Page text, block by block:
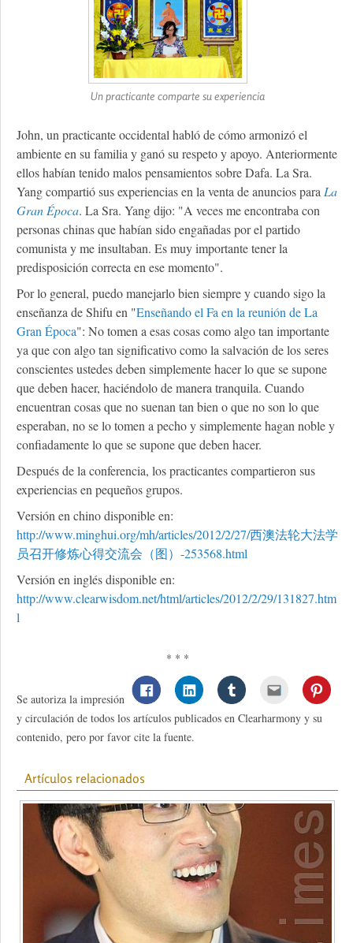
Un practicante comparte su experiencia
John, un practicante occidental habló de cómo armonizó el
ambiente en su familia y ganó su respeto y apoyo. Anteriormente
ellos habían tenido malos pensamientos sobre Dafa. La Sra.
Yang compartió sus experiencias en la venta de anuncios paraLa
Gran Época. La Sra. Yang dijo: "A veces me encontraba con
personas chinas que habían sido engañadas por el partido
comunista y me insultaban. Es muy importante tener la
predisposición correcta en ese momento".
Por lo general, puedo manejarlo bien siempre y cuando sigo la
enseñanza de Shifu en "Enseñando el Fa en la reunión de La
Gran Época": No tomen a esas cosas como algo tan importante
ya que con algo tan significativo como la salvación de los seres
conscientes ustedes deben simplemente hacer lo que se supone
que deben hacer, haciéndolo de manera tranquila. Cuando
encuentran cosas que no suenan tan bien o que no son lo que
esperaban, no se lo tomen a pecho y simplemente hagan noble y
confiadamente lo que se supone que deben hacer.
Después de la conferencia, los practicantes compartieron sus
experiencias en pequeños grupos.
Versión en chino disponible en:
http://www.minghui.org/mh/articles/2012/2/27/西澳法轮大法学
员召开修炼心得交流会（图）-253568.html
Versión en inglés disponible en:
http://www.clearwisdom.net/html/articles/2012/2/29/131827.htm
l
* * *
Se autoriza la impresión
y circulación de todos los artículos publicados en Clearharmony y su
contenido, pero por favor cite la fuente.
Artículos relacionados